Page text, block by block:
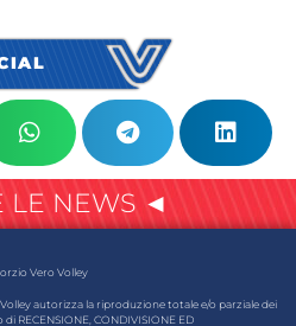
LE NEWS ◄
Vero Volley
autorizza la riproduzione totale e/o parziale dei
RECENSIONE, CONDIVISIONE ED